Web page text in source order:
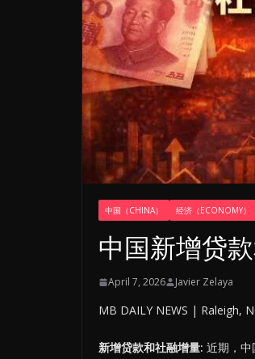
中国（CHINA） 经济（ECONOMY）
中国新增贷
April 7, 2026 Javier Zelaya
MB DAILY NEWS | Raleigh,
新增贷款和社融增量: 近期，